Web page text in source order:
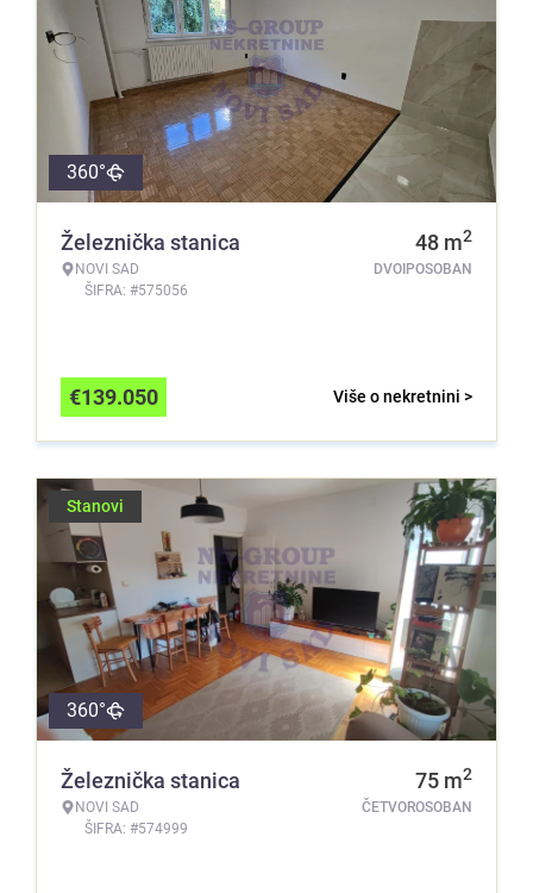
360°
Železnička stanica
NOVI SAD
ŠIFRA: #575056
48 m2
DVOIPOSOBAN
Više o nekretnini >
€139.050
Stanovi
360°
Železnička stanica
NOVI SAD
ŠIFRA: #574999
75 m2
ČETVOROSOBAN